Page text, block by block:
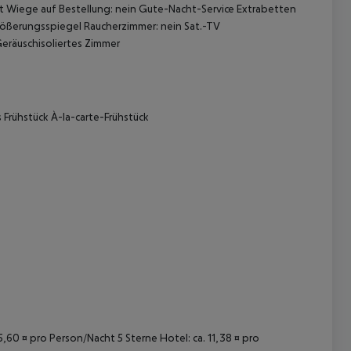
auf Bestellung: nein Gute-Nacht-Service Extrabetten
Raucherzimmer: nein Sat.-TV
Zimmer
À-la-carte-Frühstück
¤ pro Person/Nacht 5 Sterne Hotel: ca. 11,38 ¤ pro